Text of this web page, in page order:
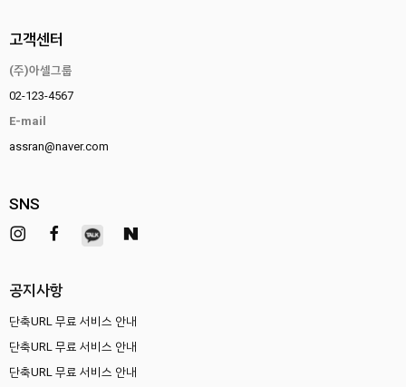
고객센터
(주)아셀그룹
02-123-4567
E-mail
assran@naver.com
SNS
공지사항
단축URL 무료 서비스 안내
단축URL 무료 서비스 안내
단축URL 무료 서비스 안내